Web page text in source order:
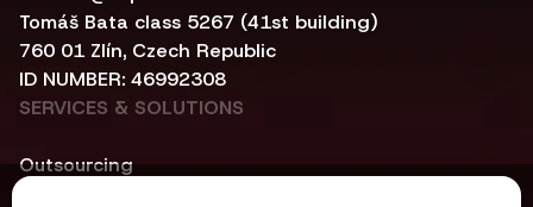
Tomáš Bata class 5267 (41st building)
760 01 Zlín, Czech Republic
ID NUMBER: 46992308
SERVICES & SOLUTIONS
Outsourcing